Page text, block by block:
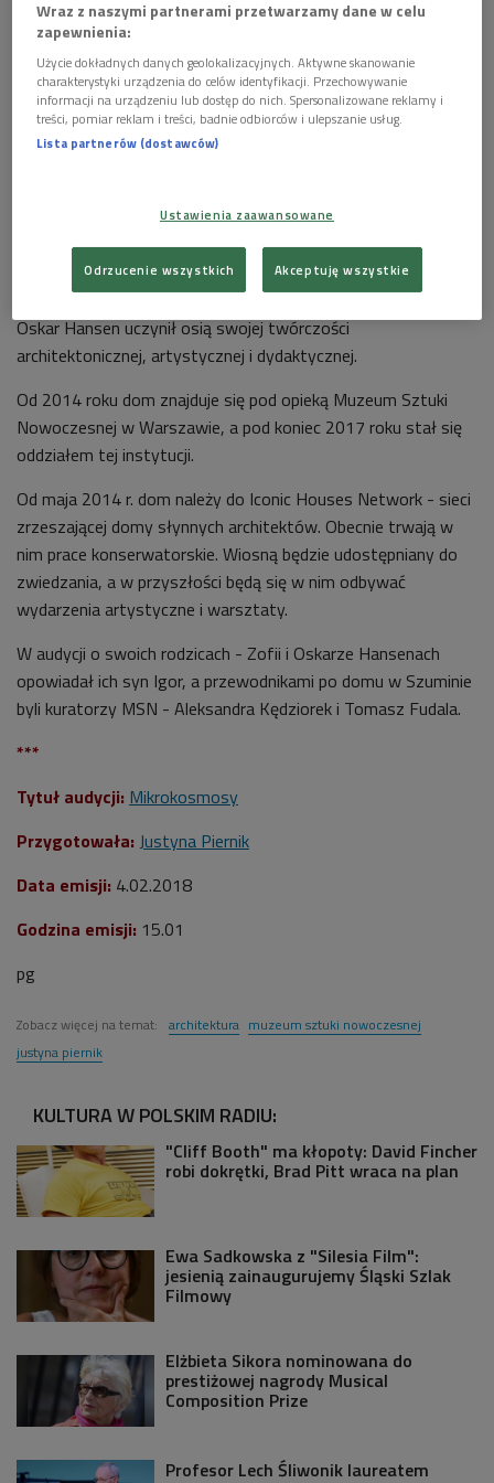
Wraz z końcem 2017 roku Muzeum Sztuki Nowoczesnej w
Warszawie stało się właścicielem domu Hansenów.
Drewniany obiekt, położonyw Szuminie, niedaleko Łochowa,
jest przestrzennym manifestem Formy Otwartej – idei, którą
Oskar Hansen uczynił osią swojej twórczości
architektonicznej, artystycznej i dydaktycznej.
Od 2014 roku dom znajduje się pod opieką Muzeum Sztuki
Nowoczesnej w Warszawie, a pod koniec 2017 roku stał się
oddziałem tej instytucji.
Od maja 2014 r. dom należy do Iconic Houses Network - sieci
zrzeszającej domy słynnych architektów. Obecnie trwają w
nim prace konserwatorskie. Wiosną będzie udostępniany do
zwiedzania, a w przyszłości będą się w nim odbywać
wydarzenia artystyczne i warsztaty.
W audycji o swoich rodzicach - Zofii i Oskarze Hansenach
opowiadał ich syn Igor, a przewodnikami po domu w Szuminie
byli kuratorzy MSN - Aleksandra Kędziorek i Tomasz Fudala.
***
Tytuł audycji: Mikrokosmosy
Przygotowała: Justyna Piernik
Data emisji: 4.02.2018
Godzina emisji: 15.01
pg
Zobacz więcej na temat: architektura muzeum sztuki nowoczesnej
justyna piernik
KULTURA W POLSKIM RADIU:
"Cliff Booth" ma kłopoty: David Fincher
robi dokrętki, Brad Pitt wraca na plan
Ewa Sadkowska z "Silesia Film":
jesienią zainaugurujemy Śląski Szlak
Filmowy
Elżbieta Sikora nominowana do
prestiżowej nagrody Musical
Composition Prize
Profesor Lech Śliwonik laureatem
Wraz z naszymi partnerami przetwarzamy dane w celu
zapewnienia:
Użycie dokładnych danych geolokalizacyjnych. Aktywne skanowanie
charakterystyki urządzenia do celów identyfikacji. Przechowywanie
informacji na urządzeniu lub dostęp do nich. Spersonalizowane reklamy i
treści, pomiar reklam i treści, badnie odbiorców i ulepszanie usług.
Lista partnerów (dostawców)
Ustawienia zaawansowane
Odrzucenie wszystkich Akceptuję wszystkie